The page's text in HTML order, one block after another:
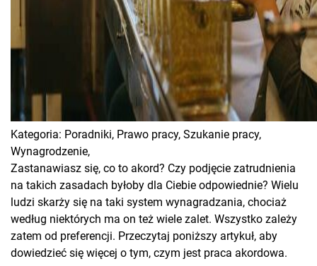
Kategoria: Poradniki, Prawo pracy, Szukanie pracy,
Wynagrodzenie,
Zastanawiasz się, co to akord? Czy podjęcie zatrudnienia
na takich zasadach byłoby dla Ciebie odpowiednie? Wielu
ludzi skarży się na taki system wynagradzania, chociaż
według niektórych ma on też wiele zalet. Wszystko zależy
zatem od preferencji. Przeczytaj poniższy artykuł, aby
dowiedzieć się więcej o tym, czym jest praca akordowa.